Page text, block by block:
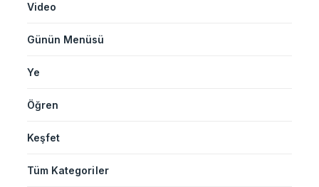
Video
Günün Menüsü
Ye
Öğren
Keşfet
Tüm Kategoriler